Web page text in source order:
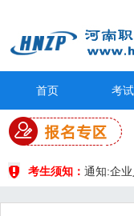
首页 考
考生须知： 通知:企